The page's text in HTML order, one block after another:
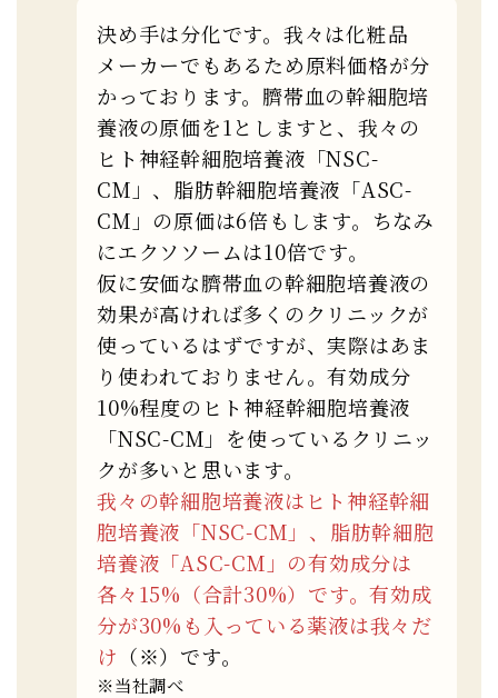
決め手は分化です。我々は化粧品
メーカーでもあるため原料価格が分
かっております。臍帯血の幹細胞培
養液の原価を1としますと、我々の
ヒト神経幹細胞培養液「NSC-
CM」、脂肪幹細胞培養液「ASC-
CM」の原価は6倍もします。ちなみ
にエクソソームは10倍です。
仮に安価な臍帯血の幹細胞培養液の
効果が高ければ多くのクリニックが
使っているはずですが、実際はあま
り使われておりません。有効成分
10%程度のヒト神経幹細胞培養液
「NSC-CM」を使っているクリニッ
クが多いと思います。
我々の幹細胞培養液はヒト神経幹細
胞培養液「NSC-CM」、脂肪幹細胞
培養液「ASC-CM」の有効成分は
各々15%（合計30%）です。有効成
分が30%も入っている薬液は我々だ
け （※）です。
※当社調べ